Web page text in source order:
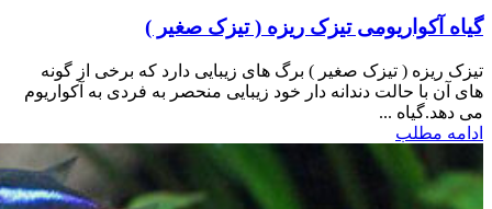
گیاه آکواریومی تیزک ریزه ( تیزک صغیر )
تیزک ریزه ( تیزک صغیر ) برگ های زیبایی دارد که برخی از گونه
های آن با حالت دندانه دار خود زیبایی منحصر به فردی به آکواریوم
می دهد.گیاه ...
ادامه مطلب